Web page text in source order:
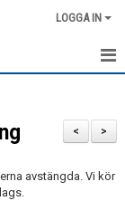
LOGGA IN
>
<
avstängda. Vi kör